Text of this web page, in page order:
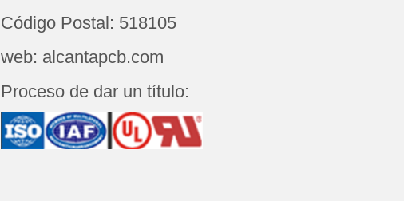
Código Postal: 518105
web: alcantapcb.com
Proceso de dar un título: